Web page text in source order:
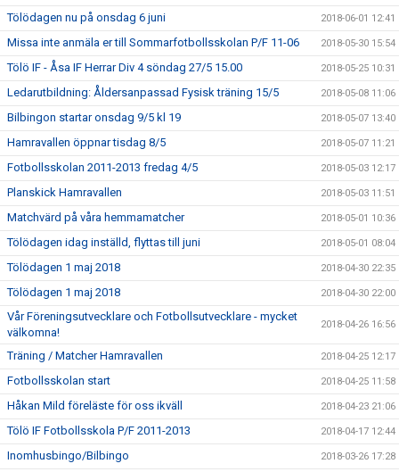
Tölödagen nu på onsdag 6 juni 2018-06-01 12:41
Missa inte anmäla er till Sommarfotbollsskolan P/F 11-06 2018-05-30 15:54
Tölö IF - Åsa IF Herrar Div 4 söndag 27/5 15.00 2018-05-25 10:31
Ledarutbildning: Åldersanpassad Fysisk träning 15/5 2018-05-08 11:06
Bilbingon startar onsdag 9/5 kl 19 2018-05-07 13:40
Hamravallen öppnar tisdag 8/5 2018-05-07 11:21
Fotbollsskolan 2011-2013 fredag 4/5 2018-05-03 12:17
Planskick Hamravallen 2018-05-03 11:51
Matchvärd på våra hemmamatcher 2018-05-01 10:36
Tölödagen idag inställd, flyttas till juni 2018-05-01 08:04
Tölödagen 1 maj 2018 2018-04-30 22:35
Tölödagen 1 maj 2018 2018-04-30 22:00
Vår Föreningsutvecklare och Fotbollsutvecklare - mycket
välkomna!
2018-04-26 16:56
Träning / Matcher Hamravallen 2018-04-25 12:17
Fotbollsskolan start 2018-04-25 11:58
Håkan Mild föreläste för oss ikväll 2018-04-23 21:06
Tölö IF Fotbollsskola P/F 2011-2013 2018-04-17 12:44
Inomhusbingo/Bilbingo 2018-03-26 17:28